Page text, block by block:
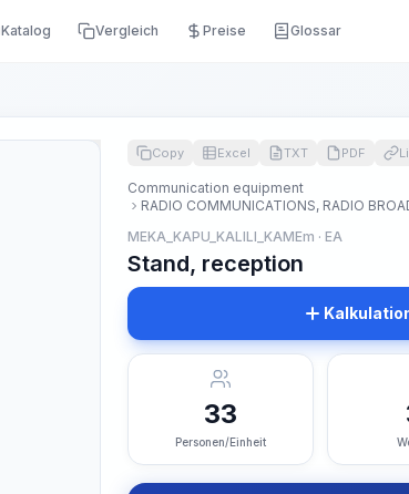
Katalog Vergleich Preise Glossar
Copy Excel TXT PDF
Communication equipment
RADIO COMMUNICATIONS, RADIO
MEKA_KAPU_KALILI_KAMEm · EA
Stand, reception
33
Personen/Einheit